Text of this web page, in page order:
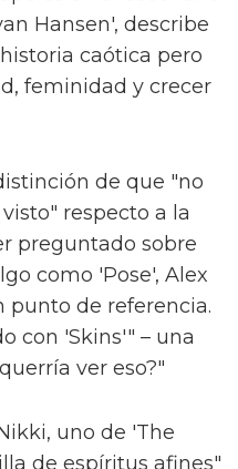
Hansen', describe
caótica pero
feminidad y crecer
de que "no
respecto a la
preguntado sobre
como 'Pose', Alex
punto de referencia.
con 'Skins'" – una
ver eso?"
uno de 'The
de espíritus afines"